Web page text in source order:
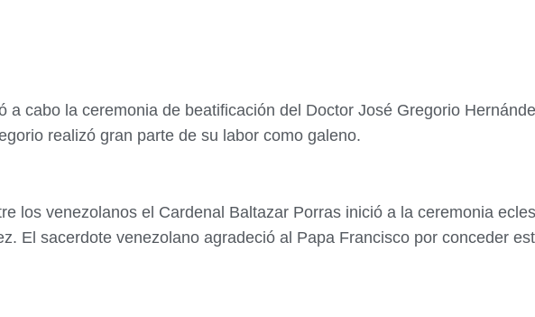
a cabo la ceremonia de beatificación del Doctor José Gregorio
realizó gran parte de su labor como galeno.
los venezolanos el Cardenal Baltazar Porras inició a la ceremonia
El sacerdote venezolano agradeció al Papa Francisco por conceder